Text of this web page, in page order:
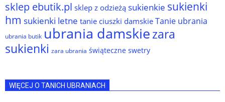
sklep ebutik.pl sklep z odzieżą sukienkie sukienki
hm sukienki letne tanie ciuszki damskie Tanie ubrania
ubrania butik ubrania damskiezara
sukienki zara ubrania świąteczne swetry
WIĘCEJ O TANICH UBRANIACH